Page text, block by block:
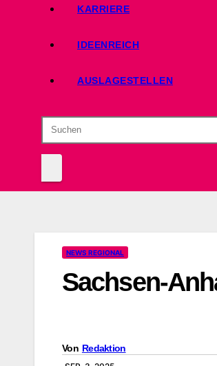
KARRIERE
IDEENREICH
AUSLAGESTELLEN
NEWS REGIONAL
Sachsen-
Von Redaktion